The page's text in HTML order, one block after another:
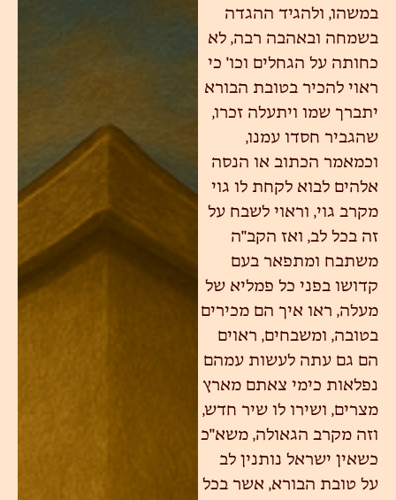
במשהו, ולהגיד ההגדה
בשמחה ובאהבה רבה, לא
כחותה על הגחלים וכו' כי
ראוי להכיר בטובת הבורא
יתברך שמו ויתעלה זכרו,
שהגביר חסדו עמנו,
וכמאמר הכתוב או הנסה
אלהים לבוא לקחת לו גוי
מקרב גוי, וראוי לשבח על
זה בכל לב, ואז הקב"ה
משתבח ומתפאר בעם
קדושו בפני כל פמליא של
מעלה, ראו איך הם מכירים
בטובה, ומשבחים, ראוים
הם גם עתה לעשות עמהם
נפלאות כימי צאתם מארץ
מצרים, ושירו לו שיר חדש,
וזה מקרב הגאולה, משא"כ
כשאין ישראל נותנין לב
על טובת הבורא, אשר בכל